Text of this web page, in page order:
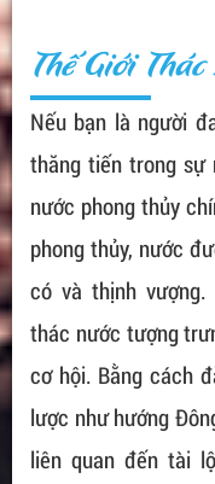
Thế Giới
Nếu bạn là người
thăng tiến trong sự
nước phong thủy
phong thủy, nước
có và thịnh
thác nước tượng
cơ hội. Bằng cách
lược như hướng
liên quan đến tài